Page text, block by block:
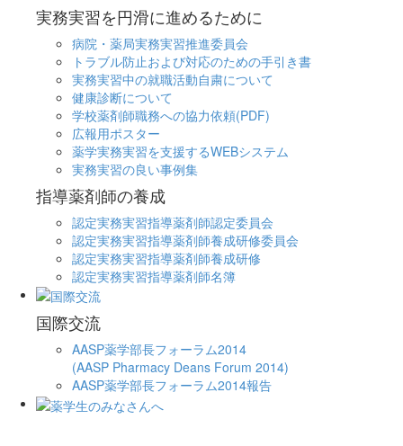
実務実習を円滑に進めるために
病院・薬局実務実習推進委員会
トラブル防止および対応のための手引き書
実務実習中の就職活動自粛について
健康診断について
学校薬剤師職務への協力依頼(PDF)
広報用ポスター
薬学実務実習を支援するWEBシステム
実務実習の良い事例集
指導薬剤師の養成
認定実務実習指導薬剤師認定委員会
認定実務実習指導薬剤師養成研修委員会
認定実務実習指導薬剤師養成研修
認定実務実習指導薬剤師名簿
国際交流
AASP薬学部長フォーラム2014
(AASP Pharmacy Deans Forum 2014)
AASP薬学部長フォーラム2014報告